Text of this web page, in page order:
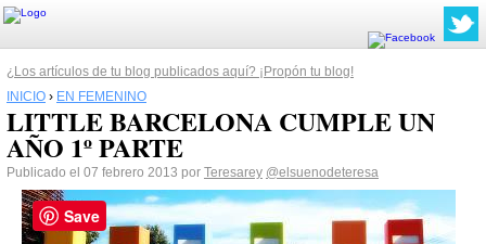
¿Los artículos de tu blog publicados aquí? ¡Propón tu blog!
INICIO › EN FEMENINO
LITTLE BARCELONA CUMPLE UN
AÑO 1º PARTE
Publicado el 07 febrero 2013 por Teresarey @elsuenodeteresa
Save